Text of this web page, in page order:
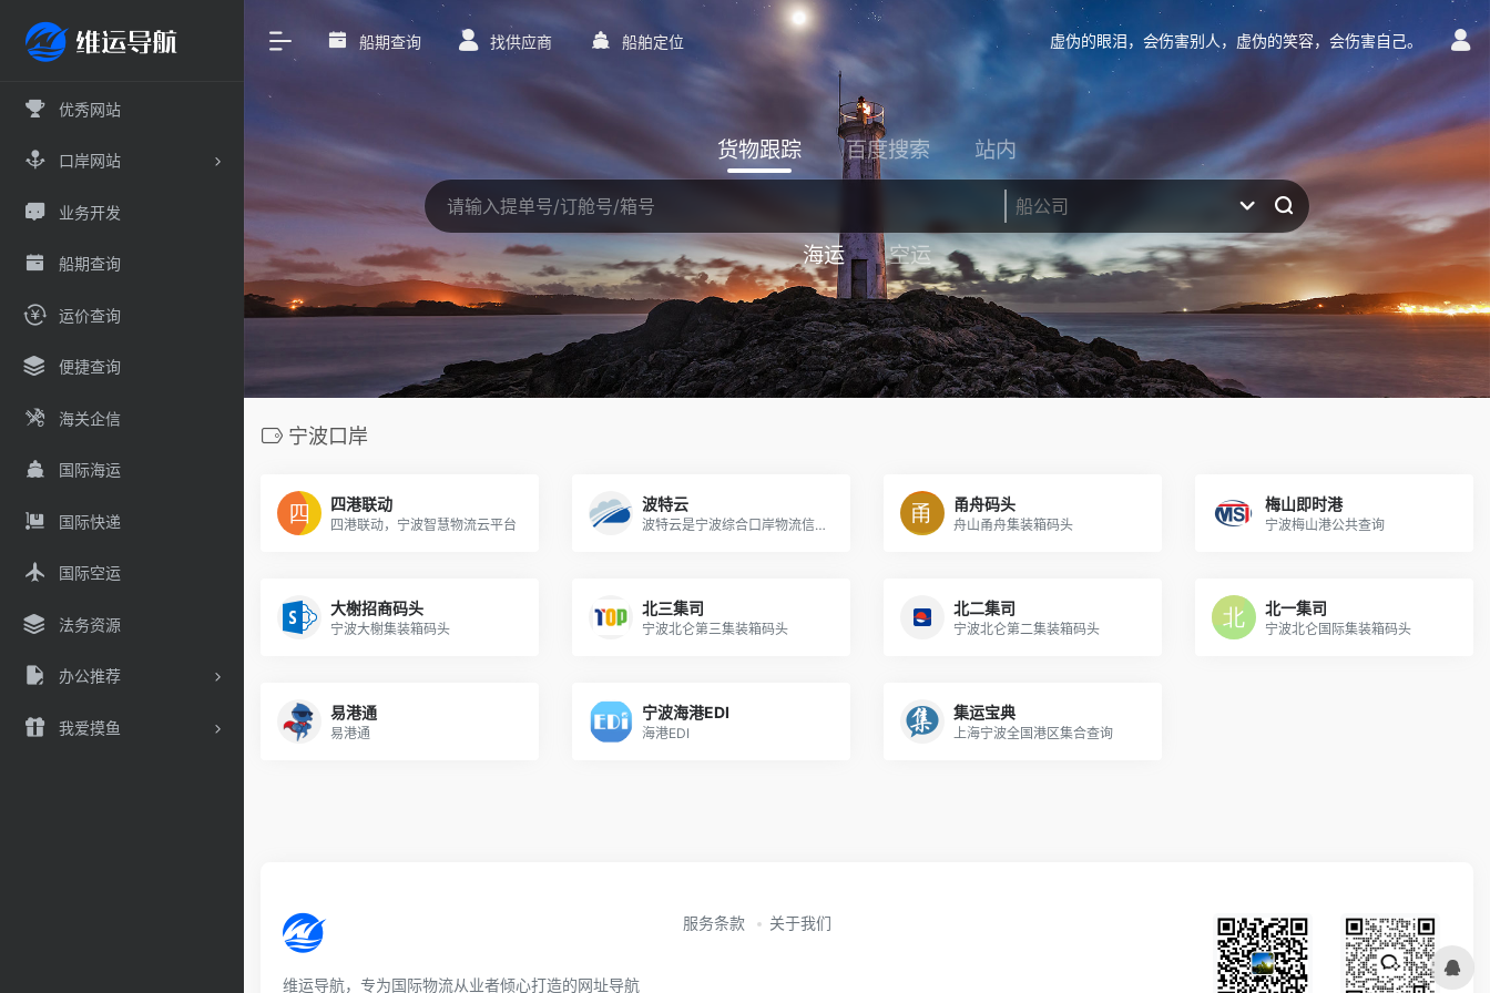
优秀网站
口岸网站
业务开发
船期查询
运价查询
便捷查询
海关企信
国际海运
国际快递
国际空运
法务资源
办公推荐
我爱摸鱼
船期查询 找供应商 船舶定位 虚伪的眼泪，会伤害别人，虚伪的笑容，会伤害自己。
货物跟踪 百度搜索 站内
海运 空运
宁波口岸
四港联动
四港联动，宁波智慧物流云平台
波特云
波特云是宁波综合口岸物流信息平台,提供货代软件、报关软件等系统解决方案和数据对接服务
甬舟码头
舟山甬舟集装箱码头
梅山即时港
宁波梅山港公共查询
大榭招商码头
宁波大榭集装箱码头
北三集司
宁波北仑第三集装箱码头
北二集司
宁波北仑第二集装箱码头
北一集司
宁波北仑国际集装箱码头
易港通
易港通
宁波海港EDI
海港EDI
集运宝典
上海宁波全国港区集合查询
维运导航，专为国际物流从业者倾心打造的网址导航
服务条款 关于我们